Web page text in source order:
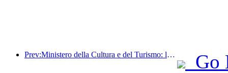
Prev:Ministero della Cultura e del Turismo: lancio di 22 attività tematiche suddivise in 7 sezioni principali
Go